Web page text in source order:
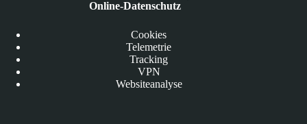
Online-Datenschutz
Cookies
Telemetrie
Tracking
VPN
Websiteanalyse